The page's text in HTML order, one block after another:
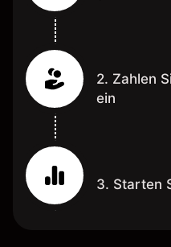
2. Zahlen
ein
3. Starten